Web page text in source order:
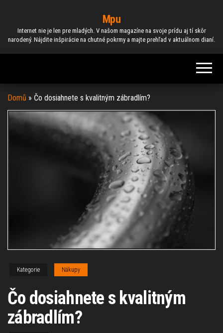
Mpu
Internet nie je len pre mladých. V našom magazíne na svoje prídu aj tí skôr
narodený. Nájdite inšpirácie na chutné pokrmy a majte prehľad v aktuálnom dianí.
Domů » Čo dosiahnete s kvalitným zábradlím?
Kategorie Nákupy
Čo dosiahnete s kvalitným
zábradlím?